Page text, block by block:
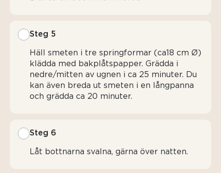
Steg 5
Häll smeten i tre springformar (ca18 cm Ø)
klädda med bakplåtspapper. Grädda i
nedre/mitten av ugnen i ca 25 minuter. Du
kan även breda ut smeten i en långpanna
och grädda ca 20 minuter.
Steg 6
Låt bottnarna svalna, gärna över natten.